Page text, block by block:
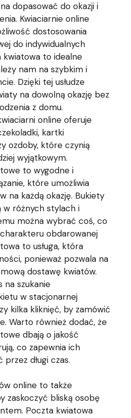
dopasować do okazji i
Kwiaciarnie online
dostosowania
do indywidualnych
to idealne
nam na szybkim i
Dzięki tej usłudze
na dowolną okazję bez
z domu.
online oferuje
kartki
ozdoby, które czynią
wyjątkowym.
to wygodne i
które umożliwia
na każdą okazję. Bukiety
w różnych stylach i
można wybrać coś, co
obdarowanej
to usługa, która
ponieważ pozwala na
dostawę kwiatów.
na szukanie
w stacjonarnej
kilka kliknięć, by zamówić
Warto również dodać, że
dbają o jakość
co zapewnia ich
długi czas.
online to także
zaskoczyć bliską osobę
Poczta kwiatowa